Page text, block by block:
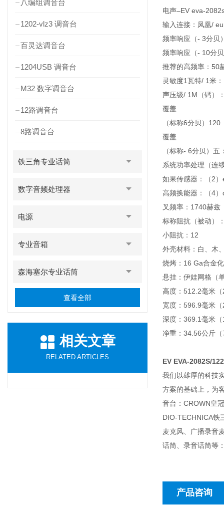
八编组调音台
1202-vlz3 调音台
百灵达调音台
1204USB 调音台
M32 数字调音台
12路调音台
8路调音台
铁三角专业话筒
数字音频处理器
电源
专业音箱
森海塞尔专业话筒
查看全部
相关文章
RELATED ARTICLES
电声–EV eva-
输入连接：凤凰/
频率响应（- 3分贝
频率响应（- 10分
推荐的高频率：50
灵敏度1瓦特/ 1米
声压级/ 1M（钙）
覆盖
（标称6分贝）120
覆盖
（标称- 6分贝）五
系统功率处理（连
如果传感器：（2
高频换能器：（4
叉频率：1740赫兹
标称阻抗（被动）
小阻抗：12
外壳材料：白、木
烧烤：16 Ga合金
悬挂：伊娃网格（
高度：512.2毫米（
宽度：596.9毫米（
深度：369.1毫米（
净重：34.56公斤
EV EVA-2082S/
我们以雄厚的科技
方案的基础上，为
音台：CROWN皇
DIO-TECHNICA铁
麦克风、广播录音
话筒、录音话筒等
产品咨询